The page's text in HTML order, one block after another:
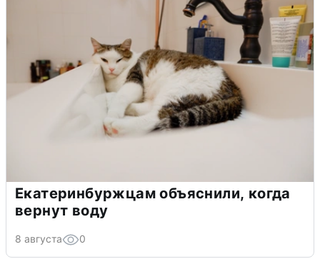
Екатеринбуржцам объяснили, когда
вернут воду
8 августа 0